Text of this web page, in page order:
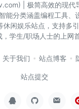
| 极简高效的现代
能分类涵盖编程工具、
休闲娱乐站点，支持多
，学生/职场人士的上网首
关于我们 站点博客
站点提交